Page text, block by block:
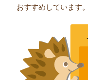
おすすめしています。